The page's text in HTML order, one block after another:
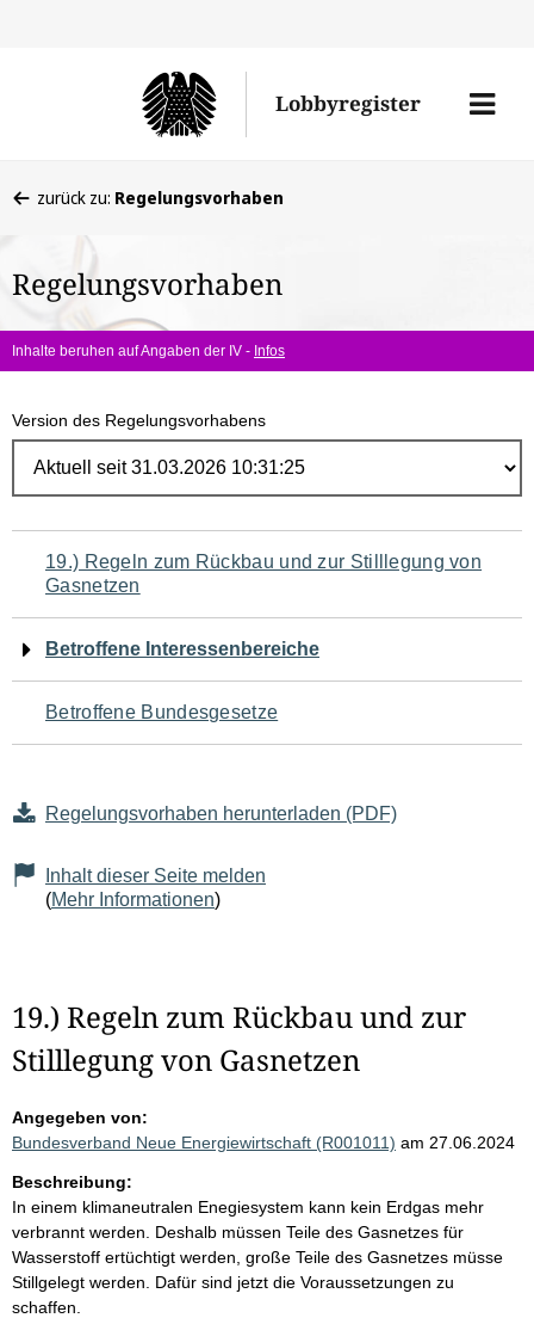
Lobbyregister
Menü
befinden
hier:
zurück zu: Regelungsvorhaben
Regelungsvorhaben
Inhalte beruhen auf Angaben der IV - Infos
Version des Regelungsvorhabens
Navigation
für
den
Seiteninhalt
19.) Regeln zum Rückbau und zur Stilllegung von
Gasnetzen
Betroffene Interessenbereiche
Betroffene Bundesgesetze
Regelungsvorhaben herunterladen (PDF)
Inhalt dieser Seite melden
(Mehr Informationen)
19.) Regeln zum Rückbau und zur
Stilllegung von Gasnetzen
Angegeben von:
Bundesverband Neue Energiewirtschaft (R001011) am 27.06.2024
Beschreibung:
In einem klimaneutralen Enegiesystem kann kein Erdgas mehr
verbrannt werden. Deshalb müssen Teile des Gasnetzes für
Wasserstoff ertüchtigt werden, große Teile des Gasnetzes müsse
Stillgelegt werden. Dafür sind jetzt die Voraussetzungen zu
schaffen.